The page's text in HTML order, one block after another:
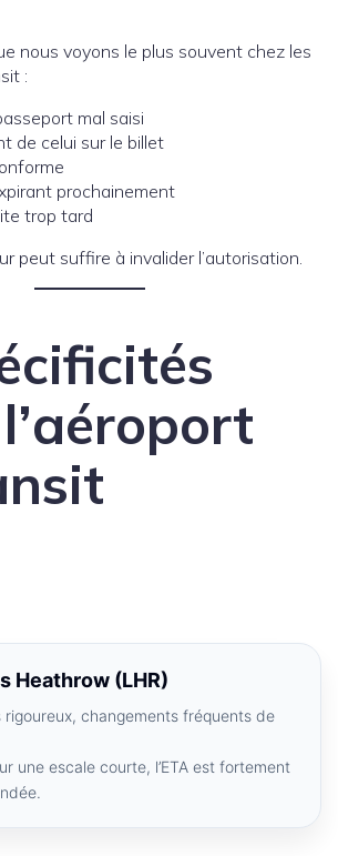
nous voyons le plus souvent chez les
:
mal saisi
de celui sur le billet
prochainement
trop tard
peut suffire à invalider l’autorisation.
Heathrow (LHR)
rigoureux, changements fréquents de
une escale courte, l’ETA est fortement